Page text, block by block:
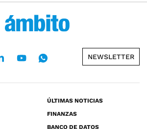
NEWSLETTER
ÚLTIMAS NOTICIAS
FINANZAS
BANCO DE DATOS